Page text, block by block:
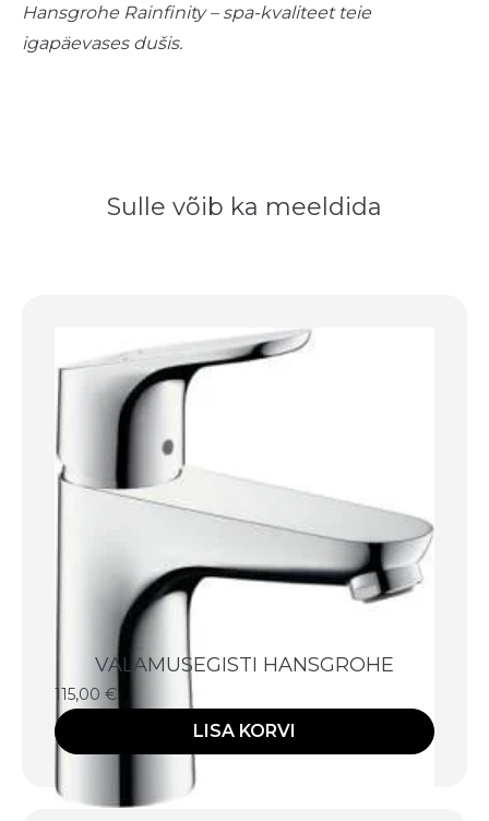
Hansgrohe Rainfinity – spa-kvaliteet teie
igapäevases dušis.
Sulle võib ka meeldida
VALAMUSEGISTI HANSGROHE
115,00 €
LISA KORVI